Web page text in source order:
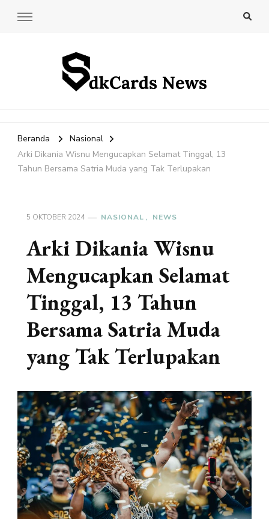
Beranda
Nasional
Arki Dikania Wisnu Mengucapkan Selamat Tinggal, 13
Tahun Bersama Satria Muda yang Tak Terlupakan
5 OKTOBER 2024 NASIONAL NEWS
Arki Dikania Wisnu
Mengucapkan Selamat
Tinggal, 13 Tahun
Bersama Satria Muda
yang Tak Terlupakan